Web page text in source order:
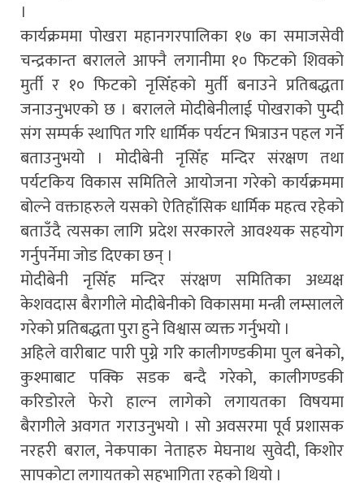
।
कार्यक्रममा पोखरा महानगरपालिका १७ का समाजसेवी
चन्द्रकान्त बरालले आफ्नै लगानीमा १० फिटको शिवको
मुर्ती र १० फिटको नृसिँहको मुर्ती बनाउने प्रतिबद्धता
जनाउनुभएको छ । बरालले मोदीबेनीलाई पोखराको पुम्दी
संग सम्पर्क स्थापित गरि धार्मिक पर्यटन भित्राउन पहल गर्ने
बताउनुभयो । मोदीबेनी नृसिँह मन्दिर संरक्षण तथा
पर्यटकिय विकास समितिले आयोजना गरेको कार्यक्रममा
बोल्ने वक्ताहरुले यसको ऐतिहाँसिक धार्मिक महत्व रहेको
बताउँदै त्यसका लागि प्रदेश सरकारले आवश्यक सहयोग
गर्नुपर्नेमा जोड दिएका छन् ।
मोदीबेनी नृसिँह मन्दिर संरक्षण समितिका अध्यक्ष
केशवदास बैरागीले मोदीबेनीको विकासमा मन्त्री लम्सालले
गरेको प्रतिबद्धता पुरा हुने विश्वास व्यक्त गर्नुभयो ।
अहिले वारीबाट पारी पुग्ने गरि कालीगण्डकीमा पुल बनेको,
कुश्माबाट पक्कि सडक बन्दै गरेको, कालीगण्डकी
करिडोरले फेरो हाल्न लागेको लगायतका विषयमा
बैरागीले अवगत गराउनुभयो । सो अवसरमा पूर्व प्रशासक
नरहरी बराल, नेकपाका नेताहरु मेघनाथ सुवेदी, किशोर
सापकोटा लगायतको सहभागिता रहको थियो ।